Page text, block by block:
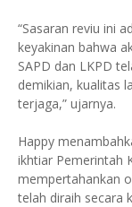
“Sasaran reviu ini
keyakinan bahwa
SAPD dan LKPD
demikian, kualitas
terjaga,” ujarnya.
Happy
ikhtiar Pemerintah
mempertahankan
telah diraih secara